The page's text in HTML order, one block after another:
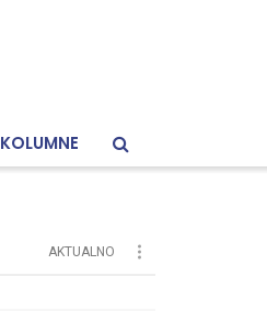
KOLUMNE
AKTUALNO